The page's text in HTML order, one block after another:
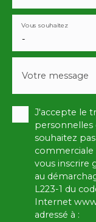
-
Vous souhaitez
Votre message
J'accepte le
personnelles
souhaitez
commerciale
vous inscrire
au
L223-1 du
Internet
adressé à :